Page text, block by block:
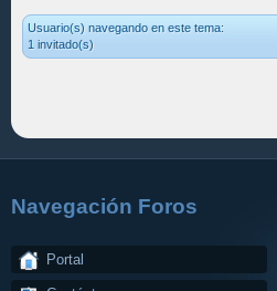
Usuario(s) navegando en este tema:
1 invitado(s)
Navegación Foros
Portal